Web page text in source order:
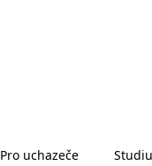
Pro uchazeče